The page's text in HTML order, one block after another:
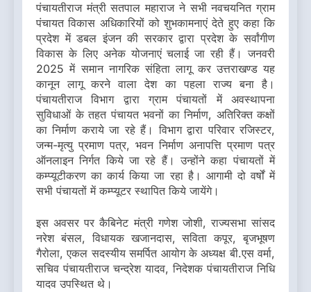
पंचायतीराज मंत्री सतपाल महाराज ने सभी नवचयनित ग्राम
पंचायत विकास अधिकारियों को शुभकामनाएं देते हुए कहा कि
प्रदेश में डबल इंजन की सरकार द्वारा प्रदेश के सर्वांगीण
विकास के लिए अनेक योजनाएं चलाई जा रही हैं। जनवरी
2025 में समान नागरिक संहिता लागू कर उत्तराखण्ड यह
कानून लागू करने वाला देश का पहला राज्य बना है।
पंचायतीराज विभाग द्वारा ग्राम पंचायतों में अवस्थापना
सुविधाओं के तहत पंचायत भवनों का निर्माण, अतिरिक्त कक्षों
का निर्माण कराये जा रहे हैं। विभाग द्वारा परिवार रजिस्टर,
जन्म-मृत्यु प्रमाण पत्र, भवन निर्माण अनापत्ति प्रमाण पत्र
ऑनलाइन निर्गत किये जा रहे हैं। उन्होंने कहा पंचायतों में
कम्प्यूटीकरण का कार्य किया जा रहा है। आगामी दो वर्षों में
सभी पंचायतों में कम्प्यूटर स्थापित किये जायेंगे।
इस अवसर पर कैबिनेट मंत्री गणेश जोशी, राज्यसभा सांसद
नरेश बंसल, विधायक खजानदास, सविता कपूर, बृजभूषण
गैरोला, एकल सदस्यीय समर्पित आयोग के अध्यक्ष बी.एस वर्मा,
सचिव पंचायतीराज चन्द्रेश यादव, निदेशक पंचायतीराज निधि
यादव उपस्थित थे।